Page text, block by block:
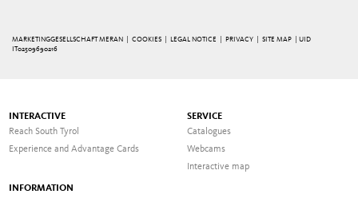
MARKETINGGESELLSCHAFT MERAN | COOKIES LEGAL NOTICE PRIVACY |SITE MAP
| UID
IT02509690216
INTERACTIVE
Reach South Tyrol
Experience and Advantage Cards
SERVICE
Catalogues
Webcams
Interactive map
INFORMATION